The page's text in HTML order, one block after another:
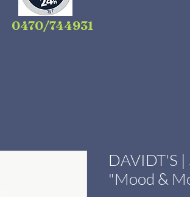
0470/744931
DAVIDT'S
"Mood &